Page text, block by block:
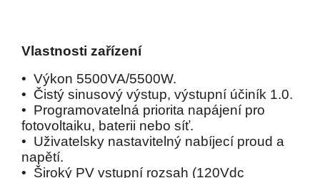
Vlastnosti zařízení
• Výkon 5500VA/5500W.
• Čistý sinusový výstup, výstupní účiník 1.0.
• Programovatelná priorita napájení pro
fotovoltaiku, baterii nebo síť.
• Uživatelsky nastavitelný nabíjecí proud a
napětí.
• Široký PV vstupní rozsah (120Vdc